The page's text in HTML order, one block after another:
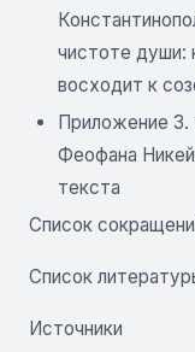
чистоте души:
восходит к
Приложение 3.
Феофана
текста
Список
Список
Источники